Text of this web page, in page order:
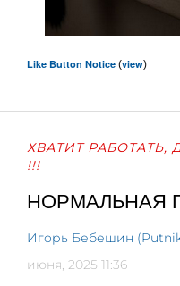
Like Button Notice (view)
ХВАТИТ РАБОТАТЬ,
!!!
НОРМАЛЬНАЯ
Игорь Бебешин
июня, 2025 11:36